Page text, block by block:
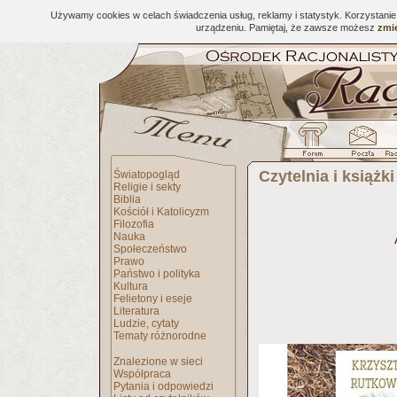
Używamy cookies w celach świadczenia usług, reklamy i statystyk.
urządzeniu. Pamiętaj, że zawsze możesz
Światopogląd
Religie i sekty
Biblia
Kościół i Katolicyzm
Filozofia
Nauka
Społeczeństwo
Prawo
Państwo i polityka
Kultura
Felietony i eseje
Literatura
Ludzie, cytaty
Tematy różnorodne
Znalezione w sieci
Współpraca
Pytania i odpowiedzi
Czytelnia i książki